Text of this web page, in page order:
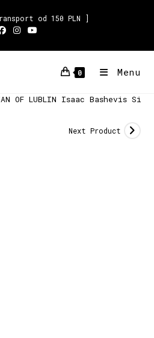
od 150 PLN ]
0 Menu
OF LUBLIN Isaac Bashevis
Next Product